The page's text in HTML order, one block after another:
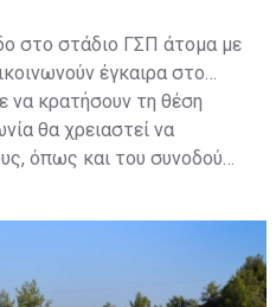
στο στάδιο ΓΣΠ άτομα με
έγκαιρα στο
κρατήσουν τη θέση
θα χρειαστεί να
όπως και του συνοδού
αυτοκινήτου,